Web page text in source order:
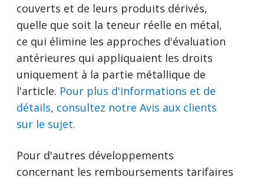
couverts et de leurs produits dérivés,
quelle que soit la teneur réelle en métal,
ce qui élimine les approches d'évaluation
antérieures qui appliquaient les droits
uniquement à la partie métallique de
l'article. Pour plus d'informations et de
détails, consultez notre Avis aux clients
sur le sujet.
Pour d'autres développements
concernant les remboursements tarifaires